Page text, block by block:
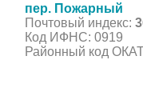
пер. Пожарный
Почтовый индекс:
Код ИФНС: 0919
Районный код